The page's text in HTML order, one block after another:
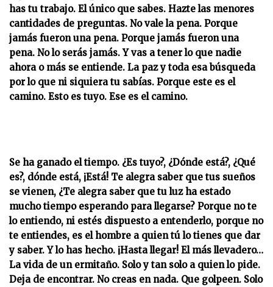
has tu trabajo. El único que sabes. Hazte las menores
cantidades de preguntas. No vale la pena. Porque
jamás fueron una pena. Porque jamás fueron una
pena. No lo serás jamás. Y vas a tener lo que nadie
ahora o más se entiende. La paz y toda esa búsqueda
por lo que ni siquiera tu sabías. Porque este es el
camino. Esto es tuyo. Ese es el camino.
Se ha ganado el tiempo. ¿Es tuyo?, ¿Dónde está?, ¿Qué
es?, dónde está, ¡Está! Te alegra saber que tus sueños
se vienen, ¿Te alegra saber que tu luz ha estado
mucho tiempo esperando para llegarse? Porque no te
lo entiendo, ni estés dispuesto a entenderlo, porque no
te entiendes, es el hombre a quien tú lo tienes que dar
y saber. Y lo has hecho. ¡Hasta llegar! El más llevadero…
La vida de un ermitaño. Solo y tan solo a quien lo pide.
Deja de encontrar. No creas en nada. Que golpeen. Solo